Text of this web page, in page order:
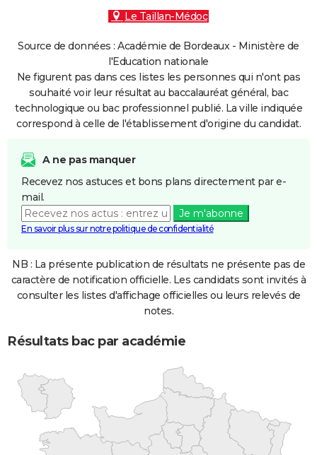
Le Taillan-Médoc
Source de données : Académie de Bordeaux - Ministère de
l'Education nationale
Ne figurent pas dans ces listes les personnes qui n'ont pas
souhaité voir leur résultat au baccalauréat général, bac
technologique ou bac professionnel publié. La ville indiquée
correspond à celle de l'établissement d'origine du candidat.
A ne pas manquer
Recevez nos astuces et bons plans directement par e-
mail.
Je m'abonne
En savoir plus sur notre politique de confidentialité
NB : La présente publication de résultats ne présente pas de
caractère de notification officielle. Les candidats sont invités à
consulter les listes d'affichage officielles ou leurs relevés de
notes.
Résultats bac par académie